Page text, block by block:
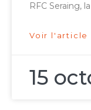
RFC Seraing, la
Voir l'article
15